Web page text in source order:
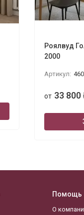
Роялвуд
2000
Артикул:
от 33 800
Помощь
О